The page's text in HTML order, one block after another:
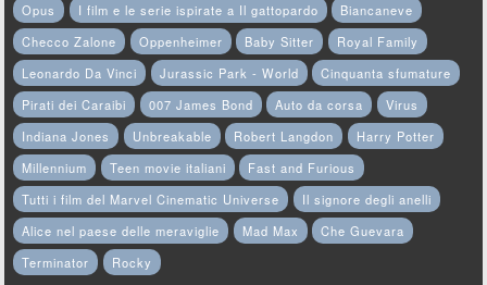
Opus
I film e le serie ispirate a Il gattopardo
Biancaneve
Checco Zalone
Oppenheimer Baby Sitter
Royal Family
Leonardo Da Vinci
Jurassic Park - World
Cinquanta sfumature
Pirati dei Caraibi
007 James Bond Auto da corsa
Virus
Indiana Jones
Unbreakable Robert Langdon
Harry Potter
Millennium
Teen movie italiani
Fast and Furious
Tutti i film del Marvel Cinematic Universe
Il signore degli anelli
Alice nel paese delle meraviglie
Mad Max
Che Guevara
Terminator
Rocky